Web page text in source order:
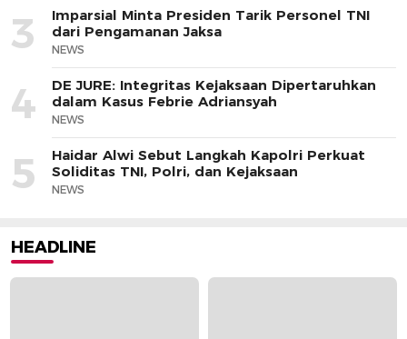
3
Imparsial Minta Presiden Tarik Personel TNI
dari Pengamanan Jaksa
NEWS
4
DE JURE: Integritas Kejaksaan Dipertaruhkan
dalam Kasus Febrie Adriansyah
NEWS
5
Haidar Alwi Sebut Langkah Kapolri Perkuat
Soliditas TNI, Polri, dan Kejaksaan
NEWS
HEADLINE